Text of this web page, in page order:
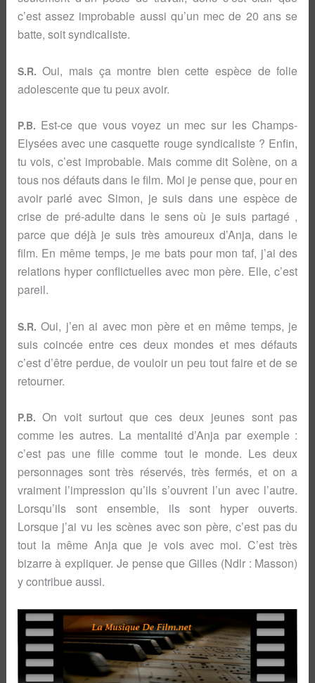
c’est assez improbable aussi qu’un mec de 20 ans se
batte, soit syndicaliste.
S.R.Oui, mais ça montre bien cette espèce de folie
adolescente que tu peux avoir.
P.B. Est-ce que vous voyez un mec sur les Champs-
Elysées avec une casquette rouge syndicaliste ? Enfin,
tu vois, c’est improbable. Mais comme dit Solène, on a
tous nos défauts dans le film. Moi je pense que, pour en
avoir parlé avec Simon, je suis dans une espèce de
crise de pré-adulte dans le sens où je suis partagé ,
parce que déjà je suis très amoureux d’Anja, dans le
film. En même temps, je me bats pour mon taf, j’ai des
relations hyper conflictuelles avec mon père. Elle, c’est
pareil.
S.R.Oui, j’en ai avec mon père et en même temps, je
suis coincée entre ces deux mondes et mes défauts
c’est d’être perdue, de vouloir un peu tout faire et de se
retourner.
P.B.On voit surtout que ces deux jeunes sont pas
comme les autres. La mentalité d’Anja par exemple :
c’est pas une fille comme tout le monde. Les deux
personnages sont très réservés, très fermés, et on a
vraiment l’impression qu’ils s’ouvrent l’un avec l’autre.
Lorsqu’ils sont ensemble, ils sont hyper ouverts.
Lorsque j’ai vu les scènes avec son père, c’est pas du
tout la même Anja que je vois avec moi. C’est très
bizarre à expliquer. Je pense que Gilles (Ndlr : Masson)
y contribue aussi.